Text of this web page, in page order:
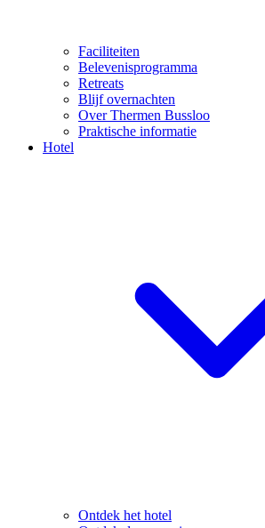
Faciliteiten
Belevenisprogramma
Retreats
Blijf overnachten
Over Thermen Bussloo
Praktische informatie
Hotel
Ontdek het hotel